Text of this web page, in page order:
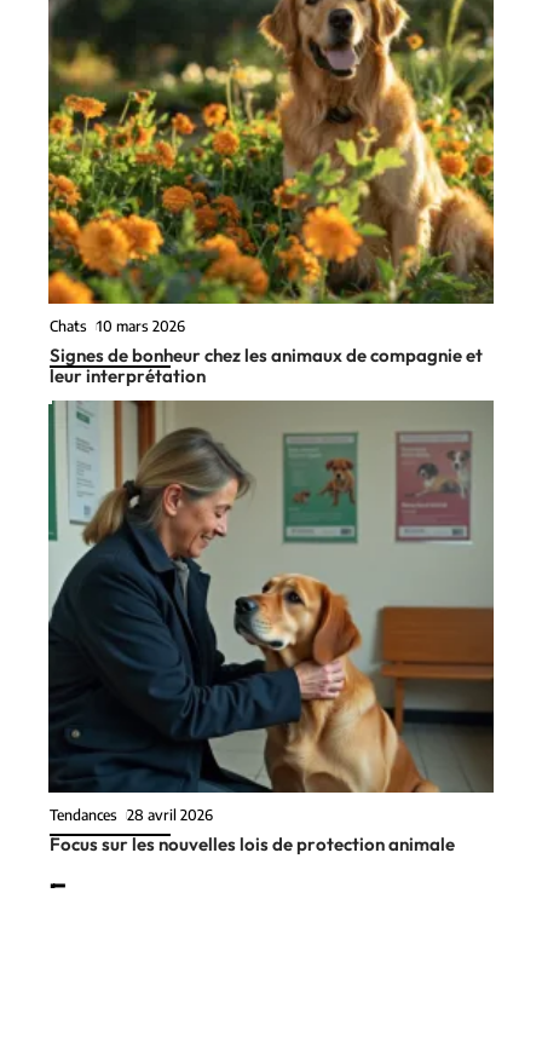
Chats 10 mars 2026
Signes de bonheur chez les animaux de compagnie et
leur interprétation
Tendances 28 avril 2026
Focus sur les nouvelles lois de protection animale
En vogue